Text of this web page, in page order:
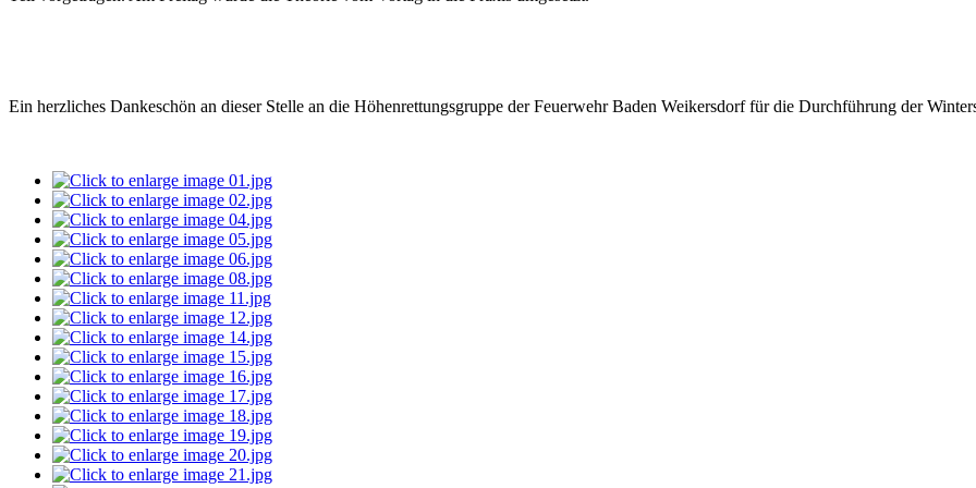
Ein herzliches Dankeschön an dieser Stelle an die Höhenrettungsgruppe der Feuerwehr Baden Weikersdorf für die Durchführung der